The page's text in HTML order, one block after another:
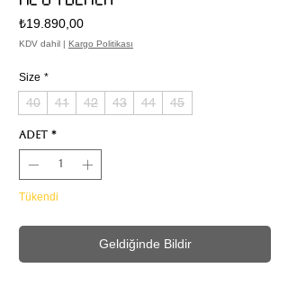
₺19.890,00Fiyat
KDV dahil | Kargo Politikası
Size *
40 41 42 43 44 45
Adet *
Tükendi
Geldiğinde Bildir